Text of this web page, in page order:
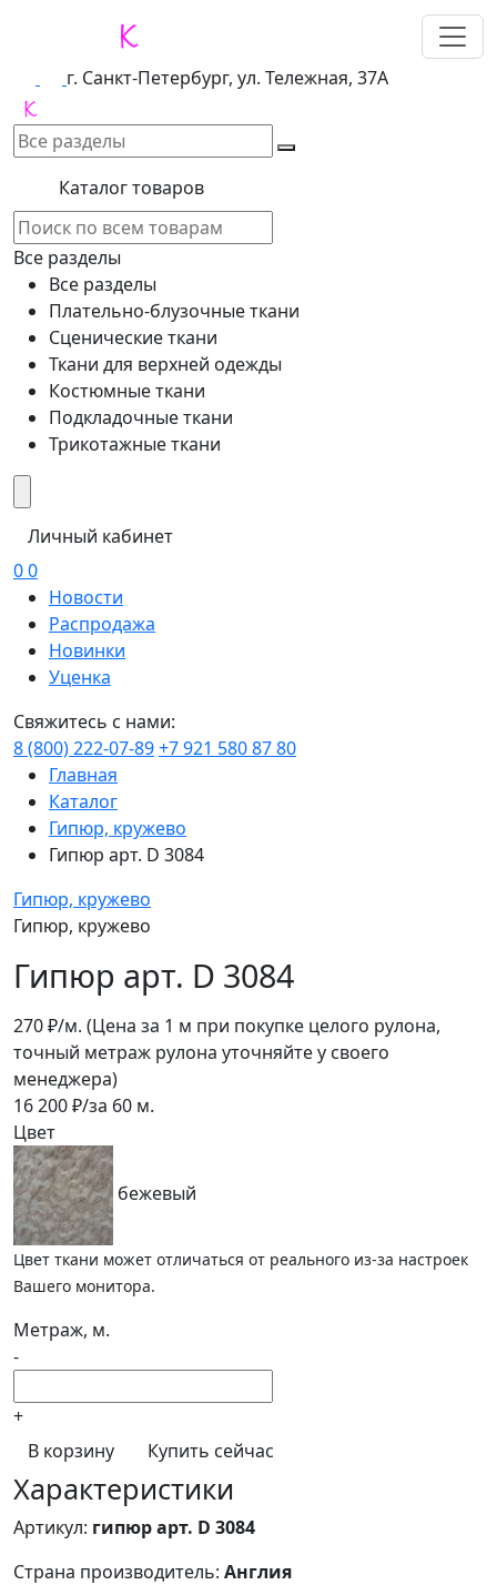
г. Санкт-Петербург, ул. Тележная, 37А
Каталог товаров
Все разделы
Все разделы
Плательно-блузочные ткани
Сценические ткани
Ткани для верхней одежды
Костюмные ткани
Подкладочные ткани
Трикотажные ткани
Личный кабинет
00
Новости
Распродажа
Новинки
Уценка
Свяжитесь с нами:
8 (800) 222-07-89+7 921 580 87 80
Главная
Каталог
Гипюр, кружево
Гипюр арт. D 3084
Гипюр, кружево
Гипюр, кружево
Гипюр арт. D 3084
270₽/м. (Цена за 1 м при покупке целого рулона,
точный метраж рулона уточняйте у своего
менеджера)
16 200₽/за 60 м.
Цвет
бежевый
Цвет ткани может отличаться от реального из-за настроек
Вашего монитора.
Метраж, м.
-
+
В корзину
Купить сейчас
Характеристики
Артикул: гипюр арт. D 3084
Страна производитель: Англия